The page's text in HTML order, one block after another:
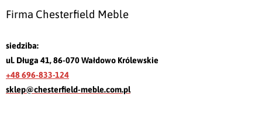
Firma Chesterfield Meble
siedziba:
ul. Długa 41, 86-070 Wałdowo Królewskie
+48 696-833-124
sklep@chesterfield-meble.com.pl